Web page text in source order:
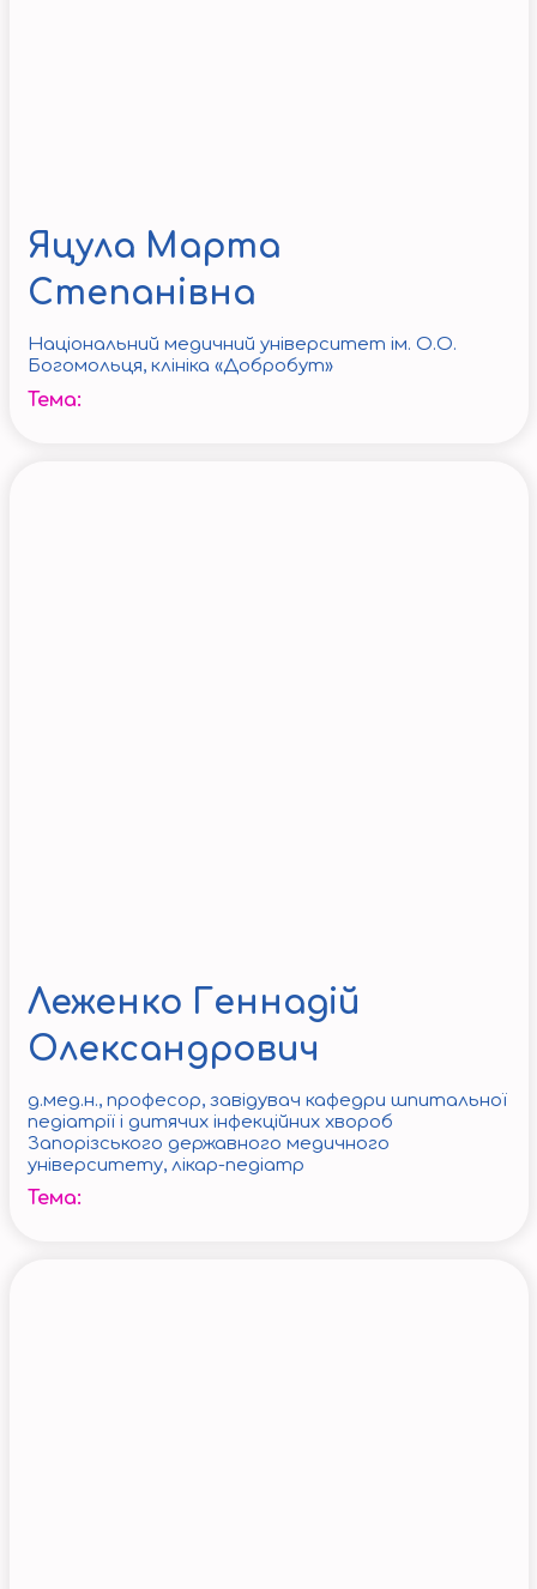
Яцула Марта
Степанівна
Національний медичний університет ім. О.О.
Богомольця, клініка «Добробут»
Тема:
Леженко Геннадій
Олександрович
д.мед.н., професор, завідувач кафедри шпитальної
педіатрії і дитячих інфекційних хвороб
Запорізського державного медичного
університету, лікар-педіатр
Тема: